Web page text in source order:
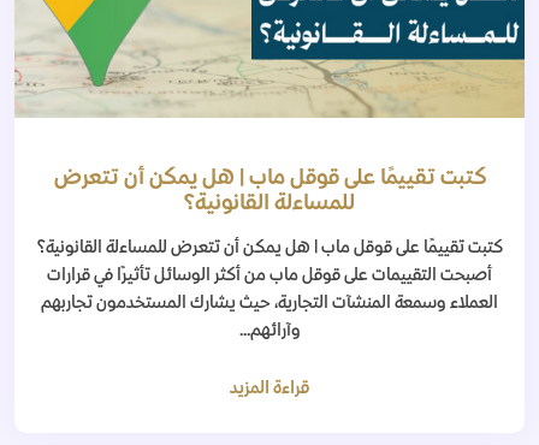
كتبت تقييمًا على قوقل ماب | هل يمكن أن تتعرض
للمساءلة القانونية؟
كتبت تقييمًا على قوقل ماب | هل يمكن أن تتعرض للمساءلة القانونية؟
أصبحت التقييمات على قوقل ماب من أكثر الوسائل تأثيرًا في قرارات
العملاء وسمعة المنشآت التجارية، حيث يشارك المستخدمون تجاربهم
وآرائهم...
قراءة المزيد